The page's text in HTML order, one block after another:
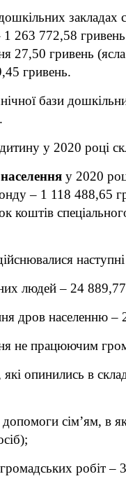
1 263 772,58
27,50 гривень
гривень.
бази
у 2020 році
у 2020
– 1 118 488,65
коштів
людей – 24
дров населенню –
не працюючим
опинились в
допомоги сім’ям,
робіт –